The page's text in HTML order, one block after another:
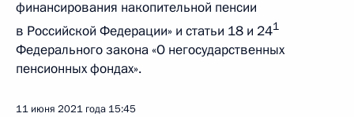
финансирования накопительной пенсии
в Российской Федерации» и статьи 18 и 241
Федерального закона «О негосударственных
пенсионных фондах».
11 июня 2021 года 15:45